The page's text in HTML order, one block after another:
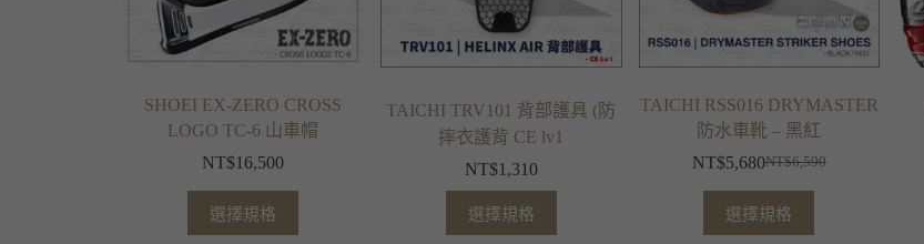
SHOEI EX-ZERO CROSS
LOGO TC-6 山車帽
NT$16,500
選擇規格
TAICHI TRV101 背部護具 (防
摔衣護背 CE lv1
NT$1,310
選擇規格
TAICHI RSS016 DRYMASTER
防水車靴 – 黑紅
NT$6,590
NT$5,680
選擇規格